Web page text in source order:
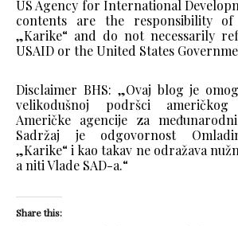
US Agency for International
contents are the responsibility of
„Karike“ and do not necessarily
USAID or the United States
Disclaimer BHS: „Ovaj blog je
velikodušnoj podršci
Američke agencije za
Sadržaj je odgovornost
„Karike“ i kao takav ne odražava
a niti Vlade SAD-a.“
Share this: